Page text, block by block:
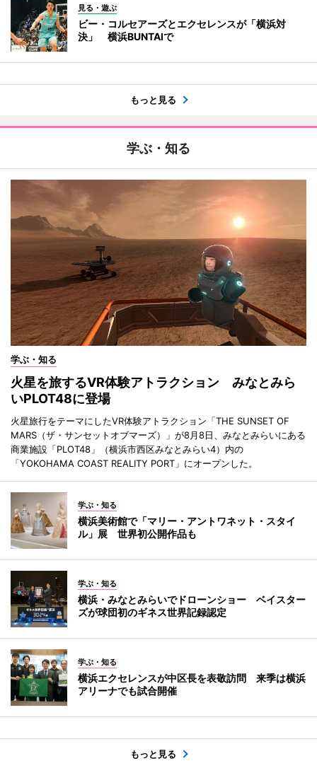
見る・遊ぶ
ビー・コルセアーズとエクセレンスが「横浜対
決」 横浜BUNTAIで
もっと見る
学ぶ・知る
学ぶ・知る
火星を旅するVR体験アトラクション みなとみら
いPLOT48に登場
火星旅行をテーマにしたVR体験アトラクション「THE SUNSET OF
MARS（ザ・サンセットオブマーズ）」が8月8日、みなとみらいにある
商業施設「PLOT48」（横浜市西区みなとみらい4）内の
「YOKOHAMA COAST REALITY PORT」にオープンした。
学ぶ・知る
横浜美術館で「マリー・アントワネット・スタイ
ル」展 世界初公開作品も
学ぶ・知る
横浜・みなとみらいでドローンショー ベイスター
ズが球団初のギネス世界記録認定
学ぶ・知る
横浜エクセレンスが中区長を表敬訪問 来季は横浜
アリーナでも試合開催
もっと見る